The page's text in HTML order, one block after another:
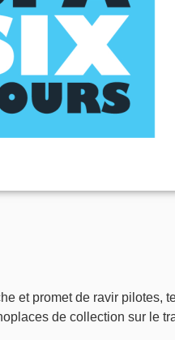
et promet de ravir pilotes,
de collection sur le